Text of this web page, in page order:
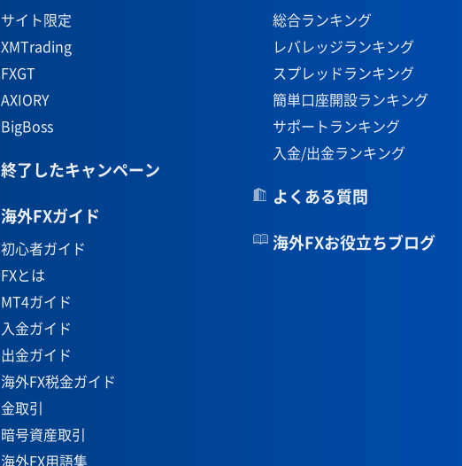
サイト限定
XMTrading
FXGT
AXIORY
BigBoss
終了したキャンペーン
海外FXガイド
初心者ガイド
FXとは
MT4ガイド
入金ガイド
出金ガイド
海外FX税金ガイド
金取引
暗号資産取引
海外FX用語集
総合ランキング
レバレッジランキング
スプレッドランキング
簡単口座開設ランキング
サポートランキング
入金/出金ランキング
よくある質問
海外FXお役立ちブログ